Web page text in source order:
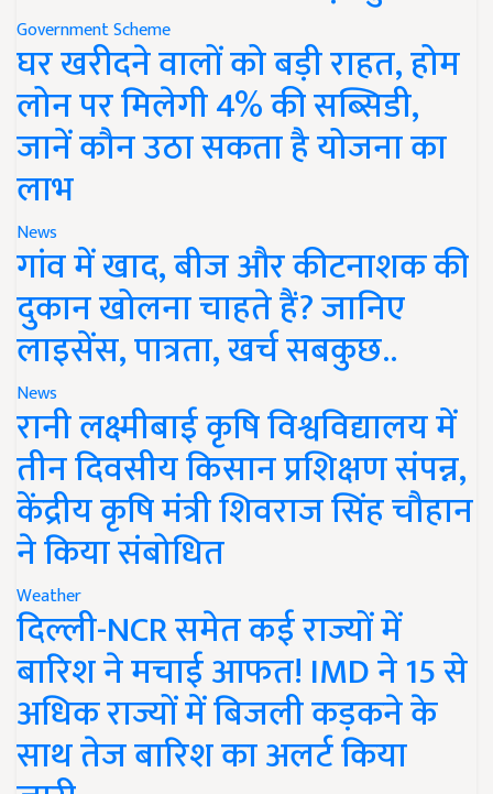
Government Scheme
घर खरीदने वालों को बड़ी राहत, होम
लोन पर मिलेगी 4% की सब्सिडी,
जानें कौन उठा सकता है योजना का
लाभ
News
गांव में खाद, बीज और कीटनाशक की
दुकान खोलना चाहते हैं? जानिए
लाइसेंस, पात्रता, खर्च सबकुछ..
News
रानी लक्ष्मीबाई कृषि विश्वविद्यालय में
तीन दिवसीय किसान प्रशिक्षण संपन्न,
केंद्रीय कृषि मंत्री शिवराज सिंह चौहान
ने किया संबोधित
Weather
दिल्ली-NCR समेत कई राज्यों में
बारिश ने मचाई आफत! IMD ने 15 से
अधिक राज्यों में बिजली कड़कने के
साथ तेज बारिश का अलर्ट किया